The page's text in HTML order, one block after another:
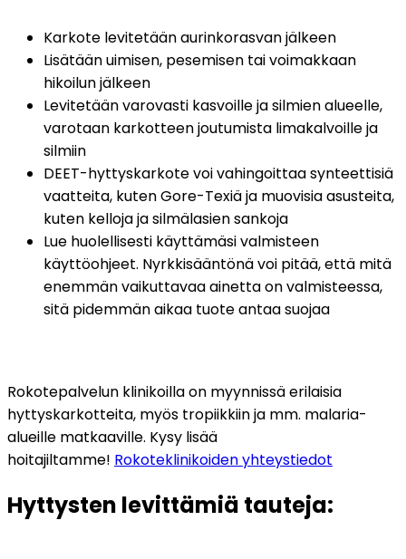
Karkote levitetään aurinkorasvan jälkeen
Lisätään uimisen, pesemisen tai voimakkaan
hikoilun jälkeen
Levitetään varovasti kasvoille ja silmien alueelle,
varotaan karkotteen joutumista limakalvoille ja
silmiin
DEET-hyttyskarkote voi vahingoittaa synteettisiä
vaatteita, kuten Gore-Texiä ja muovisia asusteita,
kuten kelloja ja silmälasien sankoja
Lue huolellisesti käyttämäsi valmisteen
käyttöohjeet. Nyrkkisääntönä voi pitää, että mitä
enemmän vaikuttavaa ainetta on valmisteessa,
sitä pidemmän aikaa tuote antaa suojaa
Rokotepalvelun klinikoilla on myynnissä erilaisia
hyttyskarkotteita, myös tropiikkiin ja mm. malaria-
alueille matkaaville. Kysy lisää
hoitajiltamme! Rokoteklinikoiden yhteystiedot
Hyttysten levittämiä tauteja: